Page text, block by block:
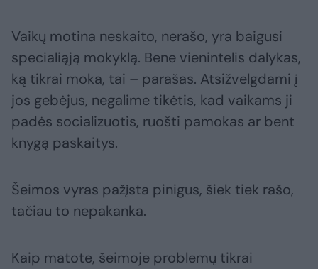
Vaikų motina neskaito, nerašo, yra baigusi
specialiąją mokyklą. Bene vienintelis dalykas,
ką tikrai moka, tai – parašas. Atsižvelgdami į
jos gebėjus, negalime tikėtis, kad vaikams ji
padės socializuotis, ruošti pamokas ar bent
knygą paskaitys.
Šeimos vyras pažįsta pinigus, šiek tiek rašo,
tačiau to nepakanka.
Kaip matote, šeimoje problemų tikrai